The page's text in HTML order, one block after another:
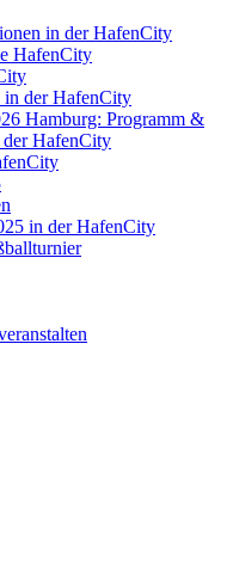
in der HafenCity
HafenCity
in der HafenCity
Hamburg: Programm &
der HafenCity
in der HafenCity